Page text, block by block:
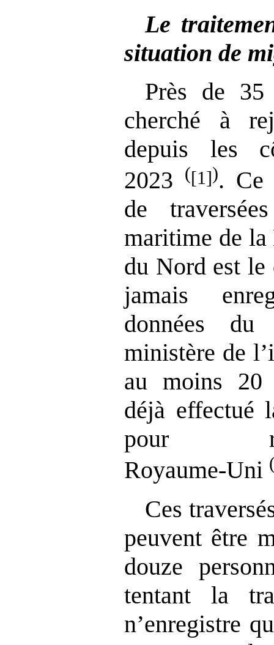
Le
situation de
Près de 35
cherché à
depuis les
2023
([1]). Ce
de
maritime de la
du Nord est le
jamais
données
ministère de
au moins 20
déjà effectué
pour
Royaume‑Uni
Ces
peuvent être
douze
tentant la
n’enregistre